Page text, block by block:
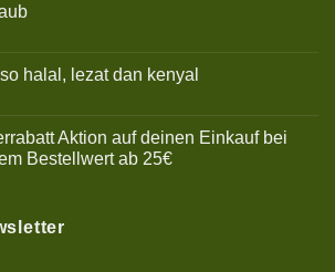
halal, lezat dan kenyal
Aktion auf deinen Einkauf bei
Bestellwert ab 25€